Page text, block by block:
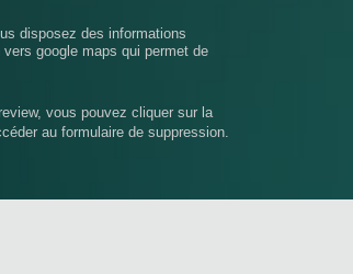
disposez des informations
google maps qui permet de
vous pouvez cliquer sur la
au formulaire de suppression.